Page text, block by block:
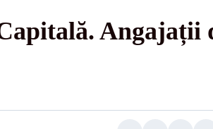
Angajații